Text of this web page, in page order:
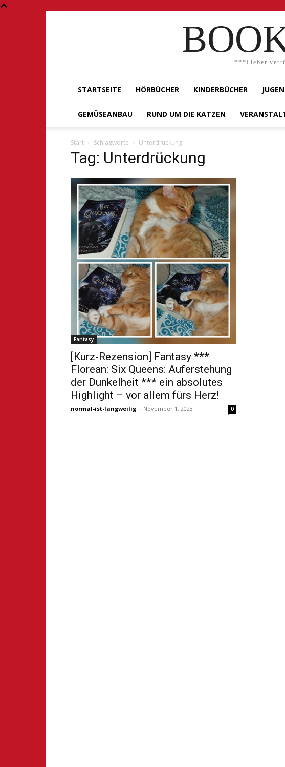
***Lieber
STARTSEITE HÖRBÜCHER KINDERBÜCHER
GEMÜSEANBAU RUND UM DIE KATZEN
Start Schlagworte Unterdrückung
Tag: Unterdrückung
Fantasy
[Kurz-Rezension] Fantasy ***
Florean: Six Queens: Auferstehung
der Dunkelheit *** ein absolutes
Highlight – vor allem fürs Herz!
normal-ist-langweilig - November 1, 2023 0